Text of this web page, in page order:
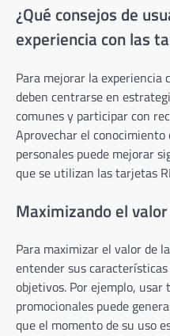
¿Qué consejos de
experiencia con las
Para mejorar la experiencia
deben centrarse en
comunes y participar con
Aprovechar el
personales puede mejorar
que se utilizan las tarjetas
Maximizando el
Para maximizar el valor de
entender sus
objetivos. Por ejemplo,
promocionales puede
que el momento de su uso